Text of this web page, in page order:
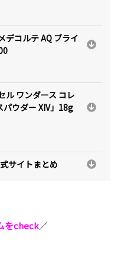
デコルテ AQ ブライ
ル ワンダース コレ
ウダー XIV」18g
サイトまとめ
をcheck／